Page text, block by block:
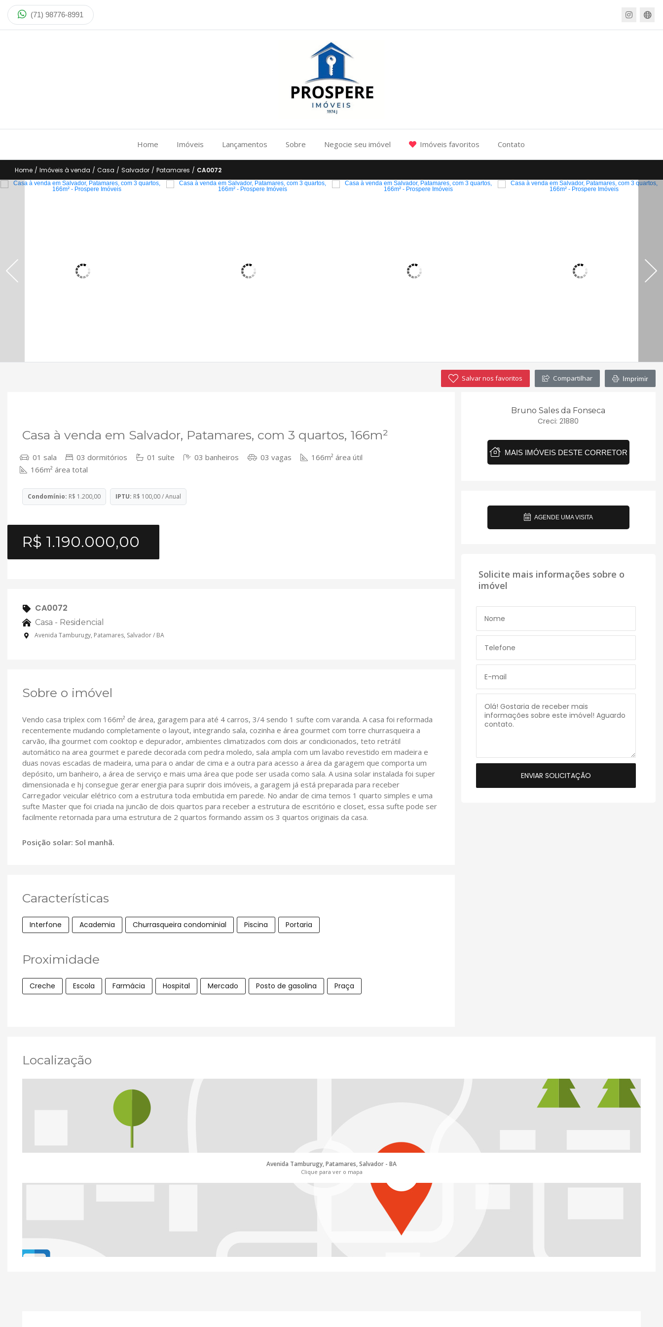
(71) 98776-8991
Home Imóveis Lançamentos Sobre Negocie seu imóvel Imóveis favoritos Contato
Home / Imóveis à venda / Casa / Salvador / Patamares / CA0072
Salvar nos favoritos Compartilhar Imprimir
Casa à venda em Salvador, Patamares, com 3 quartos, 166m²
01 sala 03 dormitórios 01 suíte 03 banheiros 03 vagas
166m² área útil
166m² área total
Condomínio: R$ 1.200,00 IPTU: R$ 100,00 / Anual
R$ 1.190.000,00
CA0072
Casa - Residencial
Avenida Tamburugy, Patamares, Salvador / BA
Sobre o imóvel
Vendo casa triplex com 166m² de área, garagem para até 4 carros, 3/4 sendo 1 sufte com varanda. A casa foi reformada
recentemente mudando completamente o layout, integrando sala, cozinha e área gourmet com torre churrasqueira a
carvão, ilha gourmet com cooktop e depurador, ambientes climatizados com dois ar condicionados, teto retrátil
automático na area gourmet e parede decorada com pedra moledo, sala ampla com um lavabo revestido em madeira e
duas novas escadas de madeira, uma para o andar de cima e a outra para acesso a área da garagem que comporta um
depósito, um banheiro, a área de serviço e mais uma área que pode ser usada como sala. A usina solar instalada foi super
dimensionada e hj consegue gerar energia para suprir dois imóveis, a garagem já está preparada para receber
Carregador veicular elétrico com a estrutura toda embutida em parede. No andar de cima temos 1 quarto simples e uma
sufte Master que foi criada na juncão de dois quartos para receber a estrutura de escritório e closet, essa sufte pode ser
facilmente retornada para uma estrutura de 2 quartos formando assim os 3 quartos originais da casa.
Posição solar: Sol manhã.
Características
Interfone Academia Churrasqueira condominial Piscina Portaria
Proximidade
Creche Escola Farmácia Hospital Mercado Posto de gasolina Praça
Bruno Sales da Fonseca
Creci: 21880
MAIS IMÓVEIS DESTE CORRETOR
AGENDE UMA VISITA
Solicite mais informações sobre o
imóvel
Localização
Avenida Tamburugy, Patamares, Salvador - BA
Clique para ver o mapa